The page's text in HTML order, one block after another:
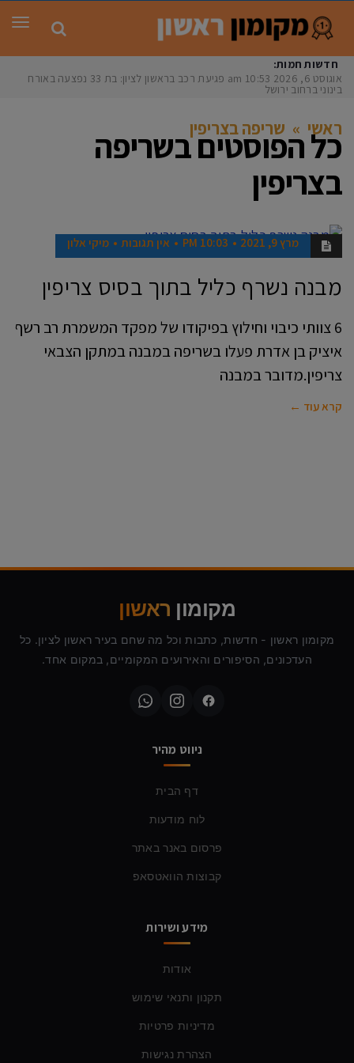
חדשות חמות:
אוגוסט 6, 2026
10:53 am פגיעת רכב בראשון לציון: בת 33 נפצעה באורח
בינוני ברחוב ירושלי
ראשי » שריפה בצריפין
כל הפוסטים בשריפה
בצריפין
חדשות
מרץ 9, 2021 10:03 PM אין תגובות מיקי אלון
מבנה נשרף כליל בתוך בסיס צריפין
6 צוותי כיבוי וחילוץ בפיקודו של מפקד המשמרת רב רשף
איציק בן אדרת פעלו בשריפה במבנה במתקן הצבאי
צריפין.מדובר במבנה
קרא עוד ←
מקומון ראשון
מקומון ראשון - חדשות, כתבות וכל מה שחם בעיר ראשון לציון. כל
העדכונים, הסיפורים והאירועים המקומיים, במקום אחד.
ניווט מהיר
דף הבית
לוח מודעות
פרסום באנר באתר
קבוצות הוואטסאפ
מידע ושירות
אודות
תקנון ותנאי שימוש
מדיניות פרטיות
הצהרת נגישות